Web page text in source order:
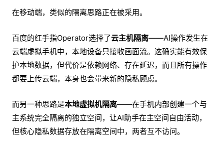
在移动端，类似的隔离思路正在被采用。
百度的红手指Operator选择了云主机隔离——AI操作发生在
云端虚拟手机中，本地设备只接收画面流。这确实能有效保
护本地数据，但代价是依赖网络、存在延迟，而且所有操作
都要上传云端，本身也会带来新的隐私顾虑。
而另一种思路是本地虚拟机隔离——在手机内部创建一个与
主系统完全隔离的独立空间，让AI助手在主空间自由活动，
但核心隐私数据存放在隔离空间中，两者互不访问。